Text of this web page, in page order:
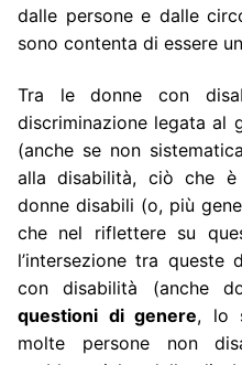
dalle persone e dalle
sono contenta di essere
Tra le donne con
discriminazione legata al
(anche se non
alla disabilità, ciò che
donne disabili (o, più
che nel riflettere su
l’intersezione tra queste
con disabilità (anche
questioni di genere, lo
molte persone non